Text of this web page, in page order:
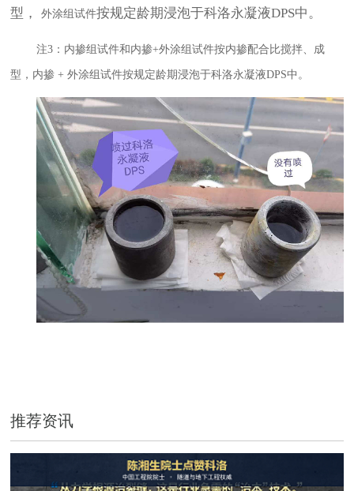
型，
外涂组试件按规定龄期浸泡于科洛永凝液DPS中。
注3：内掺组试件和内掺+外涂组试件按内掺配合比搅拌、成
型，内掺 + 外涂组试件按规定龄期浸泡于科洛永凝液DPS中。
推荐资讯